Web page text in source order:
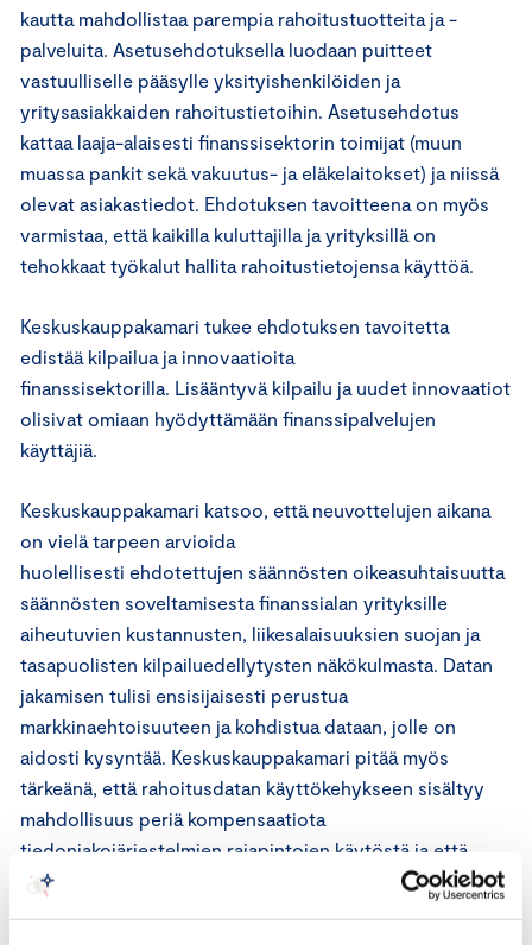
kautta mahdollistaa parempia rahoitustuotteita ja -
palveluita. Asetusehdotuksella luodaan puitteet
vastuulliselle pääsylle yksityishenkilöiden ja
yritysasiakkaiden rahoitustietoihin. Asetusehdotus
kattaa laaja-alaisesti finanssisektorin toimijat (muun
muassa pankit sekä vakuutus- ja eläkelaitokset) ja niissä
olevat asiakastiedot. Ehdotuksen tavoitteena on myös
varmistaa, että kaikilla kuluttajilla ja yrityksillä on
tehokkaat työkalut hallita rahoitustietojensa käyttöä.
Keskuskauppakamari tukee ehdotuksen tavoitetta
edistää kilpailua ja innovaatioita
finanssisektorilla. Lisääntyvä kilpailu ja uudet innovaatiot
olisivat omiaan hyödyttämään finanssipalvelujen
käyttäjiä.
Keskuskauppakamari katsoo, että neuvottelujen aikana
on vielä tarpeen arvioida
huolellisesti ehdotettujen säännösten oikeasuhtaisuutta
säännösten soveltamisesta finanssialan yrityksille
aiheutuvien kustannusten, liikesalaisuuksien suojan ja
tasapuolisten kilpailuedellytysten näkökulmasta. Datan
jakamisen tulisi ensisijaisesti perustua
markkinaehtoisuuteen ja kohdistua dataan, jolle on
aidosti kysyntää. Keskuskauppakamari pitää myös
tärkeänä, että rahoitusdatan käyttökehykseen sisältyy
mahdollisuus periä kompensaatiota
tiedonjakojärjestelmien rajapintojen käytöstä ja että
sääntelyn täytäntöönpanon määräaika ja määräajat